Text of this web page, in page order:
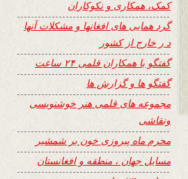
کمک، همکاری و نکوکاران
گرد همایی های افغانها و مشکلات آنها
د ر خارج از کشور
گفتگو با همکاران قلمی ۲۴ ساعت
گفتگو ها و گزارش ها
مجموعه های قلمی هنر خوشنویسی
ونقاشی
محرم ماه پیروزی خون بر شمشیر
مسایل جهان ، منطقه و افغانستان